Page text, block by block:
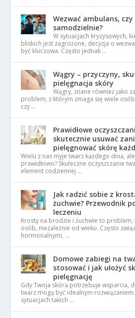
Wezwać ambulans, czy
samodzielnie?
W sytuacjach kryzysowych,
bliskich jest zagrożone, decyzja o
być kluczowa. Często jednak …
Wągry – przyczyny,
pielęgnacja skóry
Wągry, znane również jako
problem, z którym zmaga się wiele
czy …
Prawidłowe
skutecznie usuwać
pielęgnować skórę
Wielu z nas myje twarz każdego dnia,
prawidłowo? Skuteczne oczyszczanie
element codziennej …
Jak radzić sobie z
żuchwie? Przewodnik
leczeniu
Krosty na brodzie i żuchwie to
osób, niezależnie od wieku. Często
hormonalnymi, …
Domowe zabiegi na
stosować i jak ułożyć
pielęgnację
Gdy Twoja skóra potrzebuje wsparcia,
twarz mogą być idealnym
sytuacjach takich …